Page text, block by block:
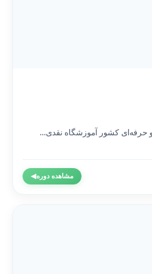
کشور آموزشگاه نقدی...
مشاهده دوره◀